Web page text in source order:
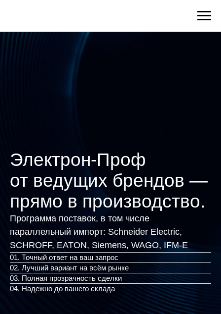
Электрон-Проф
от ведущих брендов —
прямо в производство.
Программа поставок, в том числе
параллельный импорт: Schneider Electric,
SCHROFF, EATON, Siemen|
01. Точный ответ на ваш запрос
02. Лучший вариант на всём рынке
03. Полная прозрачность сделки
04. Надежно до вашего склада